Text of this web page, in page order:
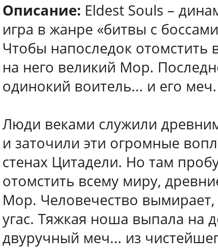
Описание: Eldest Souls –
игра в жанре «битвы с
Чтобы напоследок
на него великий Мор.
одинокий воитель... и его меч.
Люди веками служили
и заточили эти огромные
стенах Цитадели. Но там
отомстить всему миру,
Мор. Человечество
угас. Тяжкая ноша выпала на
двуручный меч... из